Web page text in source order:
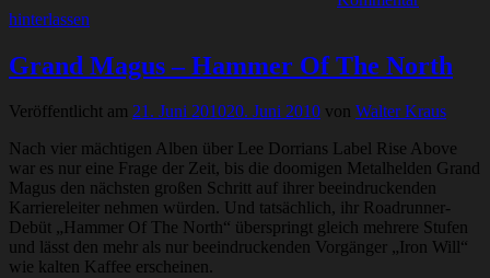
hinterlassen
Grand Magus – Hammer Of The North
Veröffentlicht am 21. Juni 201020. Juni 2010 von Walter Kraus
Nach vier mächtigen Alben über Lee Dorrians Label Rise Above
war es nur eine Frage der Zeit, bis die doomigen Metalhelden Grand
Magus den nächsten großen Schritt auf ihrer beeindruckenden
Karriereleiter nehmen würden. Und tatsächlich, ihr Roadrunner-
Debüt „Hammer Of The North“ überspringt gleich mehrere Stufen
und lässt den mehr als nur beeindruckenden Vorgänger „Iron Will“
wie kalten Kaffee erscheinen.